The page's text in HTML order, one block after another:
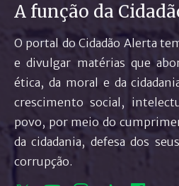
A função da
O portal do Cidadão Alerta
e divulgar matérias que
ética, da moral e da
crescimento social,
povo, por meio do
da cidadania, defesa dos
corrupção.